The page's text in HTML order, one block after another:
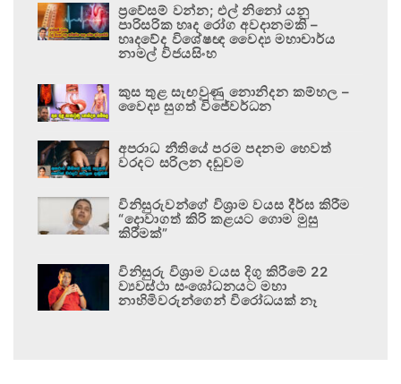
ප්‍රවේසම් වන්න; එල් නිනෝ යනු
පාරිසරික හෘද රෝග අවදානමකි –
හෘදවේද විශේෂඥ වෛද්‍ය මහාචාර්ය
නාමල් විජයසිංහ
කුස තුළ සැඟවුණු නොනිදන කම්හල –
වෛද්‍ය සුගත් විජේවර්ධන
අපරාධ නීතියේ පරම පදනම හෙවත්
වරදට සරිලන දඬුවම
විනිසුරුවන්ගේ විශ්‍රාම වයස දීර්ඝ කිරීම
“දොවාගත් කිරි කළයට ගොම මුසු
කිරීමක්”
විනිසුරු විශ්‍රාම වයස දිගු කිරීමේ 22
ව්‍යවස්ථා සංශෝධනයට මහා
නාහිමිවරුන්ගෙන් විරෝධයක් නෑ